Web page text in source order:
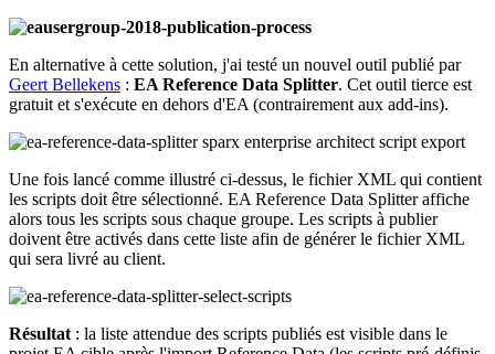
En alternative à cette solution, j'ai testé un nouvel outil publié par
Geert Bellekens : EA Reference Data Splitter. Cet outil tierce est
gratuit et s'exécute en dehors d'EA (contrairement aux add-ins).
Une fois lancé comme illustré ci-dessus, le fichier XML qui contient
les scripts doit être sélectionné. EA Reference Data Splitter affiche
alors tous les scripts sous chaque groupe. Les scripts à publier
doivent être activés dans cette liste afin de générer le fichier XML
qui sera livré au client.
Résultat : la liste attendue des scripts publiés est visible dans le